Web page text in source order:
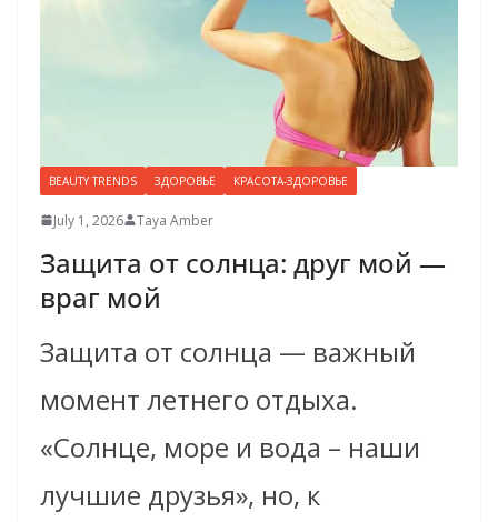
BEAUTY TRENDS ЗДОРОВЬЕ КРАСОТА-ЗДОРОВЬЕ
July 1, 2026 Taya Amber
Защита от солнца: друг мой —
враг мой
Защита от солнца — важный
момент летнего отдыха.
«Cолнце, море и вода – наши
лучшие друзья», но, к